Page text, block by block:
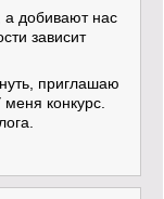
а добивают нас
зависит
приглашаю
конкурс.